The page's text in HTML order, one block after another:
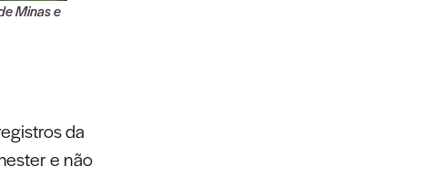
Minas e
da
e não